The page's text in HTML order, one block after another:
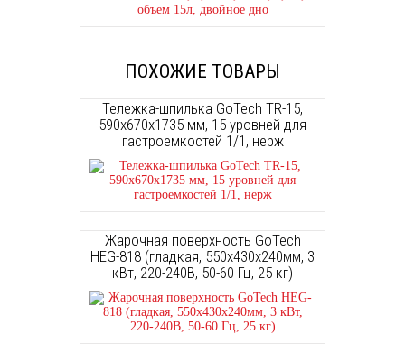
ПОХОЖИЕ ТОВАРЫ
Тележка-шпилька GoTech TR-15,
590х670х1735 мм, 15 уровней для
гастроемкостей 1/1, нерж
Жарочная поверхность GoTech
HEG-818 (гладкая, 550х430х240мм, 3
кВт, 220-240В, 50-60 Гц, 25 кг)